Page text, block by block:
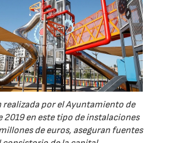
realizada por el Ayuntamiento de
2019 en este tipo de instalaciones
de euros, aseguran fuentes